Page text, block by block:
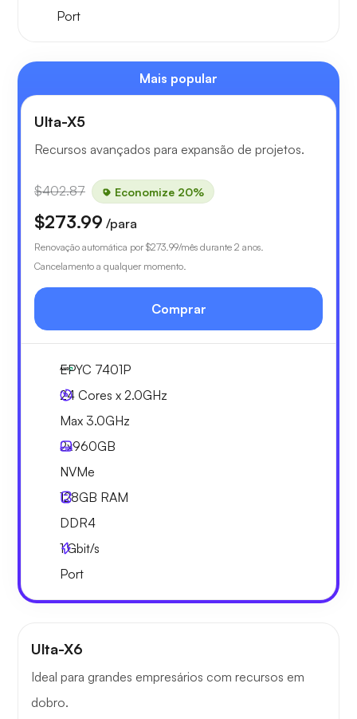
Port
Mais popular
Ulta-X5
Recursos avançados para expansão de projetos.
$402.87 Economize 20%
$273.99 /para
Renovação automática por $273.99/mês durante 2 anos.
Cancelamento a qualquer momento.
Comprar
EPYC 7401P
24 Cores x 2.0GHz
Max 3.0GHz
2x960GB
NVMe
128GB RAM
DDR4
1Gbit/s
Port
Ulta-X6
Ideal para grandes empresários com recursos em
dobro.